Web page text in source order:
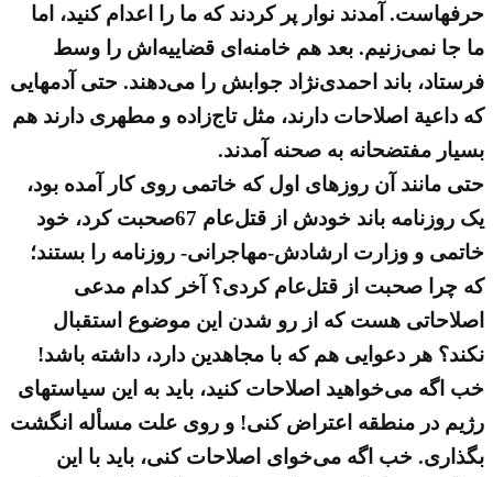
حرفهاست. آمدند نوار پر کردند که ما را اعدام کنید، اما
ما جا نمی‌زنیم. بعد هم خامنه‌ای قضاییه‌اش را وسط
فرستاد، باند احمدی‌نژاد جوابش را می‌دهند. حتی آدمهایی
که داعیة‌ اصلاحات دارند، مثل تاج‌زاده و مطهری دارند هم
بسیار مفتضحانه به صحنه آمدند.
حتی مانند آن روزهای اول که خاتمی روی کار آمده بود،
یک روزنامه باند خودش از قتل‌عام 67صحبت کرد، خود
خاتمی و وزارت ارشادش-مهاجرانی- روزنامه را بستند؛
که چرا صحبت از قتل‌عام کردی؟ آخر کدام مدعی
اصلاحاتی هست که از رو شدن این موضوع استقبال
نکند؟ هر دعوایی هم که با مجاهدین دارد، داشته باشد!
خب اگه می‌خواهید اصلاحات کنید، باید به این سیاستهای
رژیم در منطقه اعتراض کنی! و روی علت مسأله انگشت
بگذاری. خب اگه می‌خوای اصلاحات کنی، باید با این